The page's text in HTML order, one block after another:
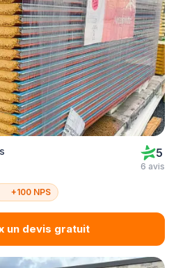
5
6 avis
+100 NPS
un devis gratuit